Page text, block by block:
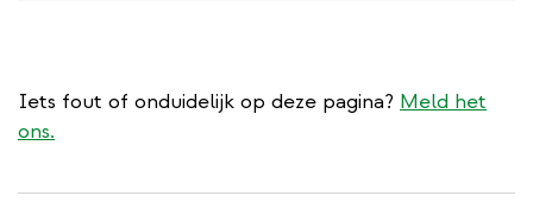
Iets fout of onduidelijk op deze pagina? Meld het
ons.